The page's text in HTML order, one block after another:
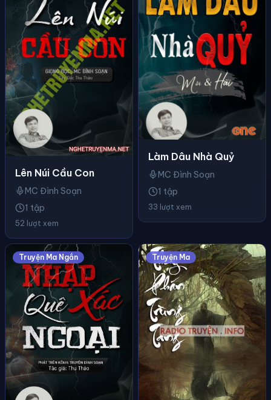
Lên Núi Cầu Con
MC Đình Soạn
1 tập
52 lượt xem
Làm Dâu Nhà Quỷ
MC Đình Soạn
1 tập
33 lượt xem
Truyện Ma Ngắn Truyện Ma